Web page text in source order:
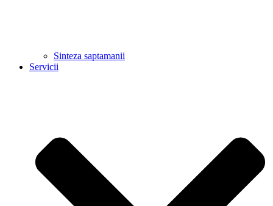
Sinteza saptamanii
Servicii